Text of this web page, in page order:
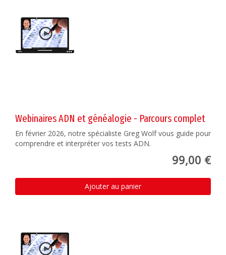
Webinaires ADN et généalogie - Parcours complet
En février 2026, notre spécialiste Greg Wolf vous guide pour
comprendre et interpréter vos tests ADN.
99,00 €
Ajouter au panier